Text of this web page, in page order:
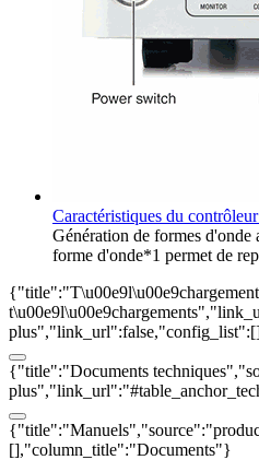
Caractéristiques du
Génération de formes d'onde
forme d'onde*1 permet de
{"title":"Documents
[],"column_title":"Documents"}